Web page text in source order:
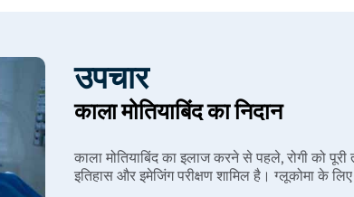
आंख की चोट
पिछले नेत्र उपचार/सर्जरी से सर्जिकल जटिलताएं
मायोपिया / हाइपरमेट्रोपिया
उपचार
काला मोतियाबिंद का निदान
काला मोतियाबिंद का इलाज करने से पहले, रोगी को
इतिहास और इमेजिंग परीक्षण शामिल है। ग्लूकोमा के